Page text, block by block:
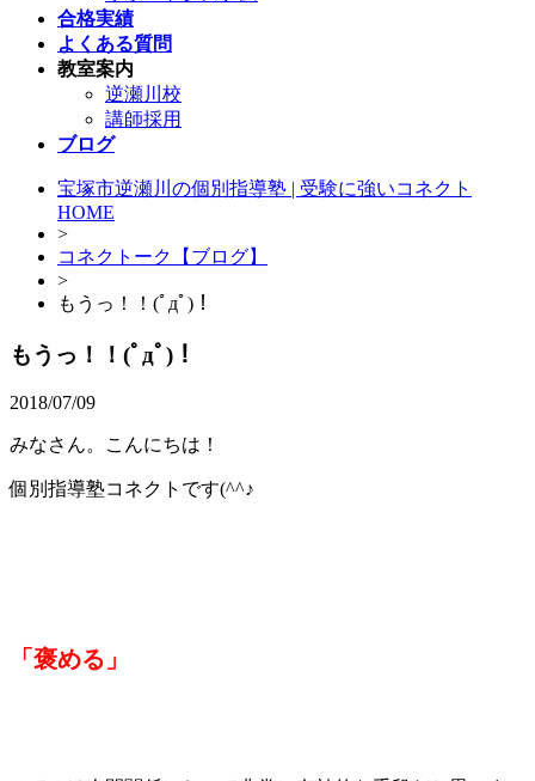
合格実績
よくある質問
教室案内
逆瀬川校
講師採用
ブログ
宝塚市逆瀬川の個別指導塾 | 受験に強いコネクト
HOME
>
コネクトーク【ブログ】
>
もうっ！！(ﾟдﾟ)！
もうっ！！(ﾟдﾟ)！
2018/07/09
みなさん。こんにちは！
個別指導塾コネクトです(^^♪
「褒める」